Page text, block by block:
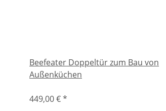
Beefeater Doppeltür zum Bau von
Außenküchen
449,00 €*